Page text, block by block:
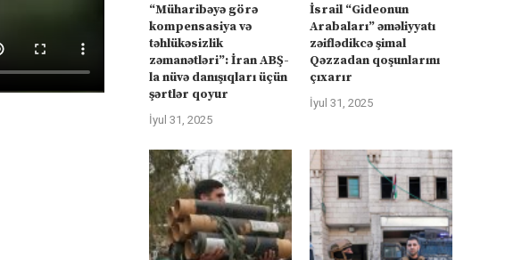
“Müharibəyə görə
kompensasiya və
təhlükəsizlik
zəmanətləri”: İran ABŞ-
la nüvə danışıqları üçün
şərtlər qoyur
İyul 31, 2025
İsrail “Gideonun
Arabaları” əməliyyatı
zəiflədikcə şimal
Qəzzadan qoşunlarını
çıxarır
İyul 31, 2025